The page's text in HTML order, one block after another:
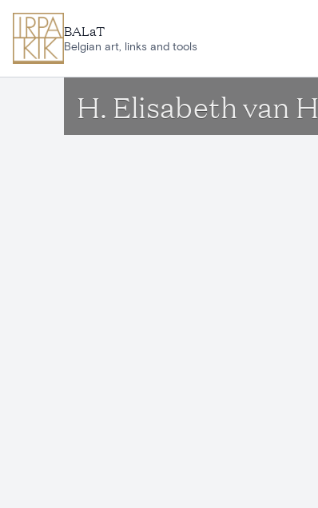
BALaT
Belgian art, links and tools
H. Elisabeth van